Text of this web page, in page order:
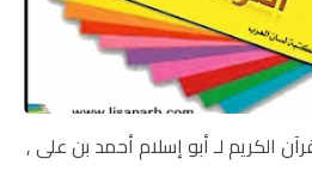
الكريم لـ أبو إسلام أحمد بن على ,